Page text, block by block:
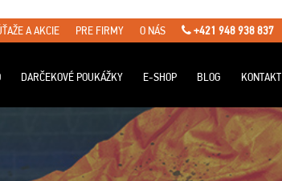
A AKCIE PRE FIRMY O NÁS +421 948 938 837
DARČEKOVÉ POUKÁŽKY E-SHOP BLOG KONTAKT